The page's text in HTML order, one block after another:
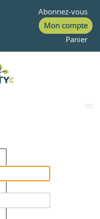
Abonnez-vous
Mon compte
Panier